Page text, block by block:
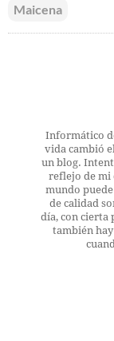
Maicena
Informático
vida cambió
un blog.
reflejo de mi
mundo
de calidad
día, con cierta
también